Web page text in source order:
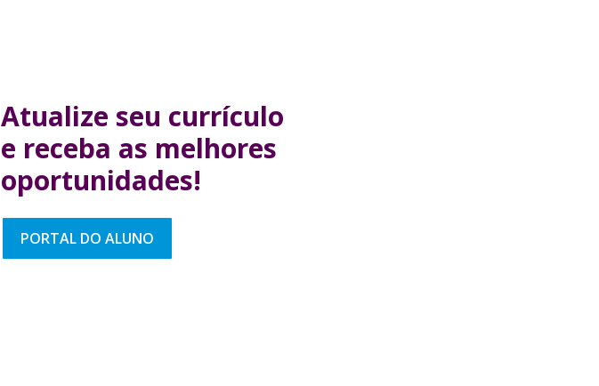
Atualize seu currículo
e receba as melhores
oportunidades!
PORTAL DO ALUNO